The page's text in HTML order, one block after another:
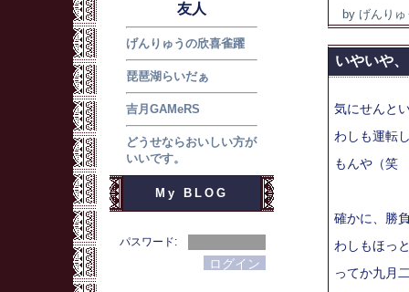
友人
げんりゅうの欣喜雀躍
琵琶湖らいだぁ
吉月GAMeRS
どうせならおいしい方が
いいです。
My BLOG
パスワード:
by げんり
いやいや、
気にせんと
わしも運転
もんや（笑
確かに、勝
わしもほっ
ってか九月